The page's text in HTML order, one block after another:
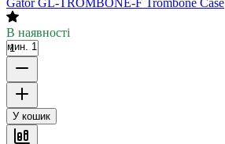
В наявності
мин. 1
У кошик